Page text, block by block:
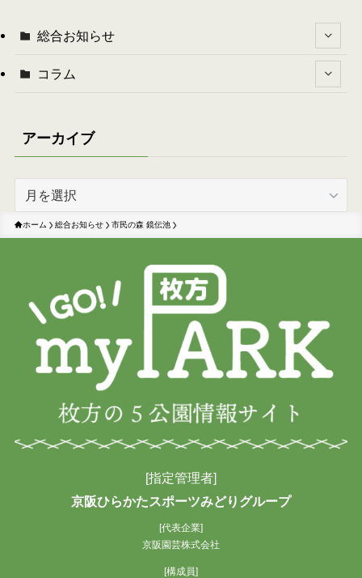
総合お知らせ
コラム
アーカイブ
カホーム 総合お知らせ 市民の森 鏡伝池
[指定管理者]
京阪ひらかたスポーツみどりグループ
[代表企業]
京阪園芸株式会社
[構成員]